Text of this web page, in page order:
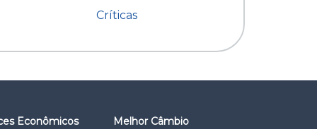
Críticas
Econômicos Melhor Câmbio